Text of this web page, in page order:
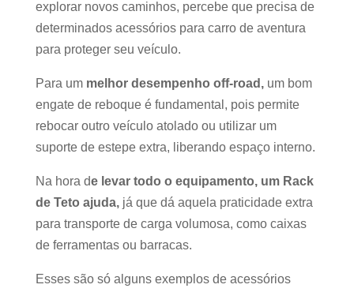
explorar novos caminhos, percebe que precisa de
determinados acessórios para carro de aventura
para proteger seu veículo.
Para ummelhor desempenho off-road, um bom
engate de reboque é fundamental, pois permite
rebocar outro veículo atolado ou utilizar um
suporte de estepe extra, liberando espaço interno.
Na hora de levar todo o equipamento, um Rack
de Teto ajuda, já que dá aquela praticidade extra
para transporte de carga volumosa, como caixas
de ferramentas ou barracas.
Esses são só alguns exemplos de acessórios